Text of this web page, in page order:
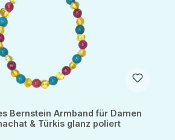
Bernstein Armband für Damen
& Türkis glanz poliert